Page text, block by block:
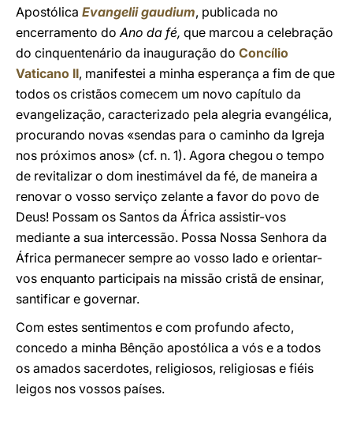
Apostólica Evangelii gaudium, publicada no
encerramento doAno da fé, que marcou a celebração
do cinquentenário da inauguração do Concílio
Vaticano II, manifestei a minha esperança a fim de que
todos os cristãos comecem um novo capítulo da
evangelização, caracterizado pela alegria evangélica,
procurando novas «sendas para o caminho da Igreja
nos próximos anos» (cf. n. 1). Agora chegou o tempo
de revitalizar o dom inestimável da fé, de maneira a
renovar o vosso serviço zelante a favor do povo de
Deus! Possam os Santos da África assistir-vos
mediante a sua intercessão. Possa Nossa Senhora da
África permanecer sempre ao vosso lado e orientar-
vos enquanto participais na missão cristã de ensinar,
santificar e governar.
Com estes sentimentos e com profundo afecto,
concedo a minha Bênção apostólica a vós e a todos
os amados sacerdotes, religiosos, religiosas e fiéis
leigos nos vossos países.